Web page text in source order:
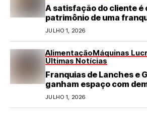
A satisfação do cliente é
patrimônio de uma
JULHO 1, 2026
AlimentaçãoMáquinas
Últimas Notícias
Franquias de Lanches e
ganham espaço com
refeições rápidas e de
JULHO 1, 2026